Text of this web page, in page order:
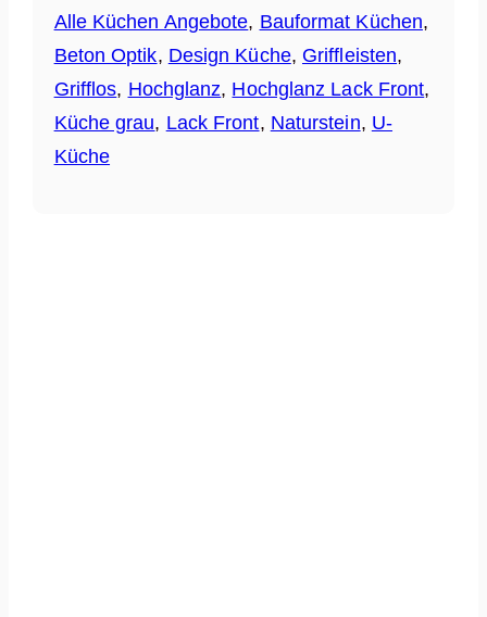
Alle Küchen Angebote, Bauformat Küchen,
Beton Optik, Design Küche, Griffleisten,
Grifflos, Hochglanz, Hochglanz Lack Front,
Küche grau, Lack Front, Naturstein, U-
Küche